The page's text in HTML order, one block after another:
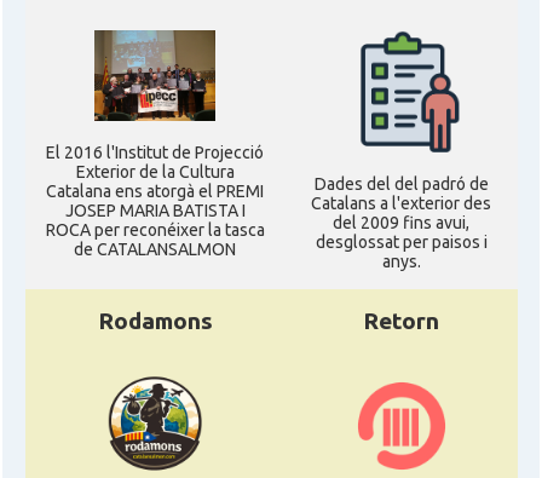
El 2016 l'Institut de Projecció
Exterior de la Cultura
Catalana ens atorgà el PREMI
JOSEP MARIA BATISTA I
ROCA per reconéixer la tasca
de CATALANSALMON
Dades del del padró de
Catalans a l'exterior des
del 2009 fins avui,
desglossat per paisos i
anys.
Rodamons Retorn